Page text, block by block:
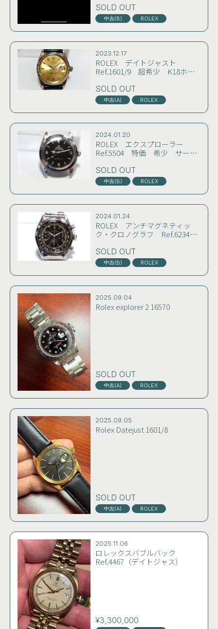
SOLD OUT
中古(B) ROLEX
2023.12.17
ROLEX デイトジャスト
Ref.1601/9 超希少 K18ホワ
ローダイヤル 23年10月OH
済 コンディション良好 雰囲
気良し
SOLD OUT
中古(A) ROLEX
2024.01.20
ROLEX エクスプローラー
Ref.5504 特価 希少 サーク
バタフライローター コンディ
ション良好 雰囲気良し
SOLD OUT
中古(B) ROLEX
2024.01.24
ROLEX アンチマグネティッ
ク・クロノグラフ Ref.6234
らく50~60年代前半製 コンデ
ィション極上 雰囲気良し
SOLD OUT
中古(B) ROLEX
2025.09.04
Rolex explorer 2 16570
SOLD OUT
中古(A) ROLEX
2025.09.05
Rolex Datejust 1601/8
SOLD OUT
中古(A) ROLEX
2025.11.06
ロレックスバブルバック
Ref.4467（デイトジャス）
¥3,300,000